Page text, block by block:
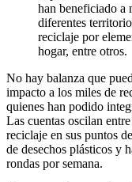
han beneficiado a
diferentes
reciclaje por
hogar, entre otros.
No hay balanza que
impacto a los miles de
quienes han podido
Las cuentas oscilan
reciclaje en sus puntos
de desechos plásticos y
rondas por semana.